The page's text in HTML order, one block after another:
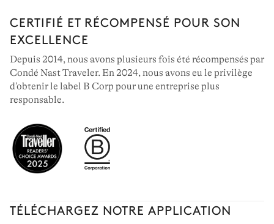
CERTIFIÉ ET RÉCOMPENSÉ POUR SON
EXCELLENCE
Depuis 2014, nous avons plusieurs fois été récompensés par
Condé Nast Traveler. En 2024, nous avons eu le privilège
d’obtenir le label B Corp pour une entreprise plus
responsable.
TÉLÉCHARGEZ NOTRE APPLICATION